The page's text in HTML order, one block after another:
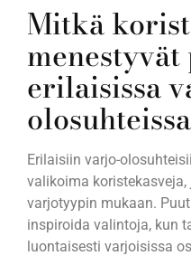
Mitkä
erilaisissa
Erilaisiin varjo-
valikoima
varjotyypin mukaan.
inspiroida valintoja, kun
luontaisesti varjoisissa